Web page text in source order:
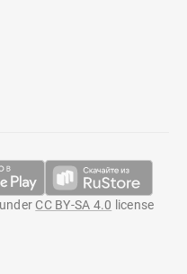
CC BY-SA 4.0 license